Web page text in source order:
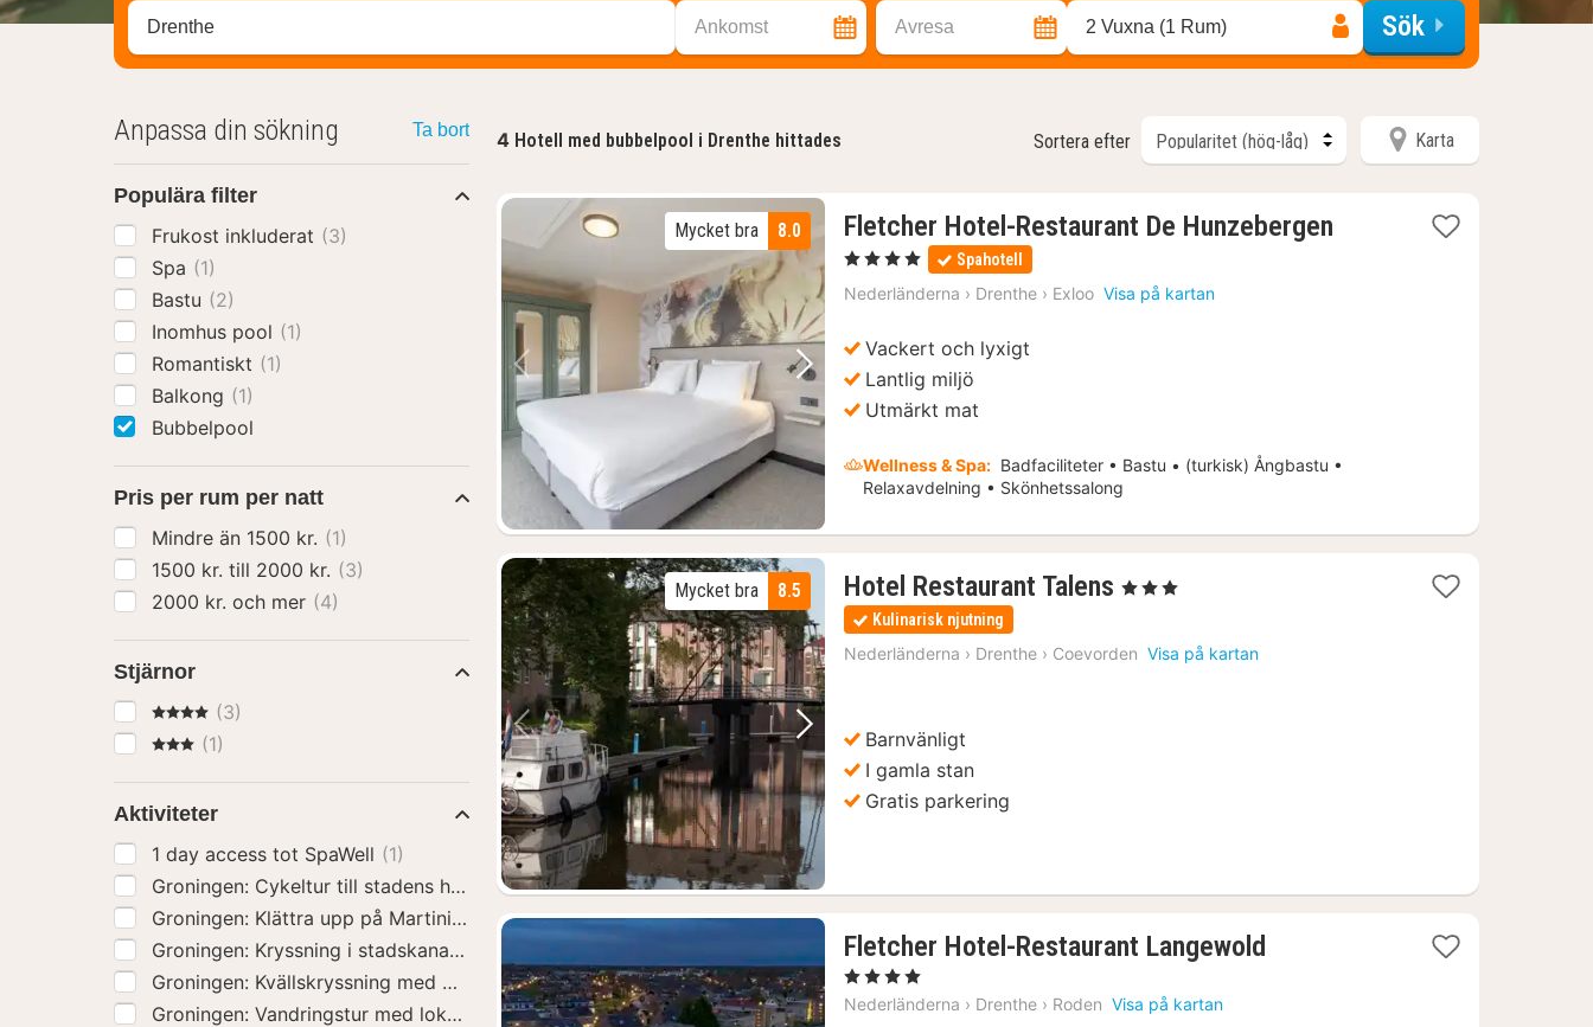
Sök efter hotell, område eller stad Ankomst Avresa 2 Vuxna (1 Rum) Sök
4 Hotell med bubbelpool i Drenthe hittades Sortera efter Karta
Föregående bild Nästa bild
8.0
Mycket bra
Fletcher Hotel-Restaurant De Hunzebergen
1
natt
från
1634
kr.
, 4 Stjärnor Spahotell
Nederländerna › Drenthe › Exloo Visa på kartan
Vackert och lyxigt
Lantlig miljö
Utmärkt mat
Wellness & Spa: Badfaciliteter • Bastu • (turkisk) Ångbastu •
Relaxavdelning • Skönhetssalong
Föregående bild Nästa bild
8.5
Mycket bra Hotel Restaurant Talens 1
från
2105
, 3 Stjärnor
Kulinarisk njutning
Nederländerna › Drenthe › Coevorden Visa på kartan
Barnvänligt
I gamla stan
Gratis parkering
Fletcher Hotel-Restaurant Langewold
, 4 Stjärnor
Nederländerna › Drenthe › Roden Visa på kartan
Anpassa din sökning Ta bort
Populära filter
Frukost inkluderat (3)
Spa (1)
Bastu (2)
Inomhus pool (1)
Romantiskt (1)
Balkong (1)
Bubbelpool
Pris per rum per natt
Mindre än 1500 kr. (1)
1500 kr. till 2000 kr. (3)
2000 kr. och mer (4)
Stjärnor
4 Stjärnor
(3)
3 Stjärnor
(1)
Aktiviteter
1 day access tot SpaWell (1)
Groningen: Cykeltur till stadens höjdpunkter(1)
Groningen: Klättra upp på Martinitornet(1)
Groningen: Kryssning i stadskanalen
Groningen: Kvällskryssning med ost och vin(1)
Groningen: Vandringstur med lokal guide(1)